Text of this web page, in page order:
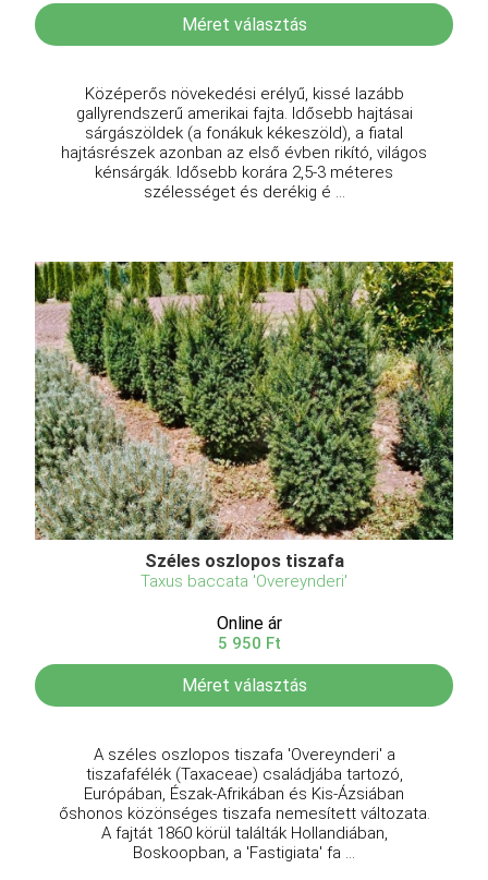
Méret választás
Középerős növekedési erélyű, kissé lazább
gallyrendszerű amerikai fajta. Idősebb hajtásai
sárgászöldek (a fonákuk kékeszöld), a fiatal
hajtásrészek azonban az első évben rikító, világos
kénsárgák. Idősebb korára 2,5-3 méteres
szélességet és derékig é ...
Széles oszlopos tiszafa
Taxus baccata 'Overeynderi'
Online ár
5 950 Ft
Méret választás
A széles oszlopos tiszafa 'Overeynderi' a
tiszafafélék (Taxaceae) családjába tartozó,
Európában, Észak-Afrikában és Kis-Ázsiában
őshonos közönséges tiszafa nemesített változata.
A fajtát 1860 körül találták Hollandiában,
Boskoopban, a 'Fastigiata' fa ...